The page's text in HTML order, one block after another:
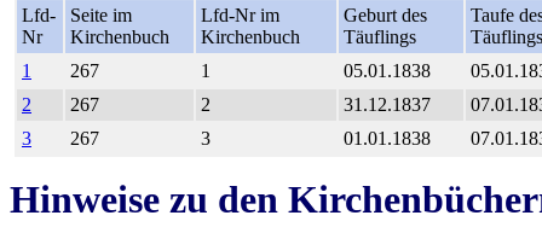
Lfd-
Nr
Seite im
Kirchenbuch
Lfd-Nr im
Kirchenbuch
Geburt des
Täuflings
Taufe
Täuflings
1
267 1 05.01.1838
2
267 2 31.12.1837
3
267 3 01.01.1838
Hinweise zu den